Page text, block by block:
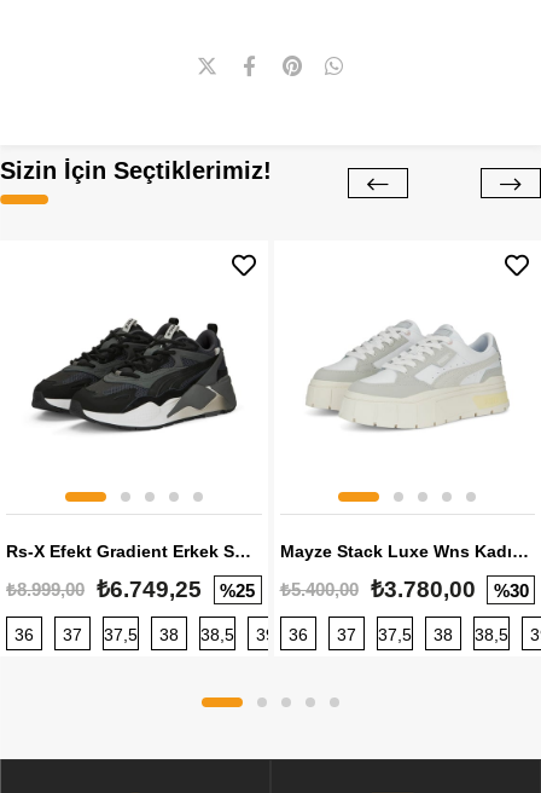
Sizin İçin Seçtiklerimiz!
Rs-X Efekt Gradient Erkek Sneaker
₺8.999,00 ₺6.749,25 %25
36 37 37,5 38 38,5 39 40 40,5 41 42 42,5
Mayze Stack Luxe Wns Kadın Sneaker
₺5.400,00 ₺3.780,00 %30
36 37 37,5 38 38,5